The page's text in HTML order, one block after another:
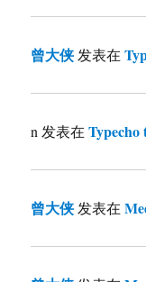
曾大侠发表在
n 发表在
曾大侠发表在